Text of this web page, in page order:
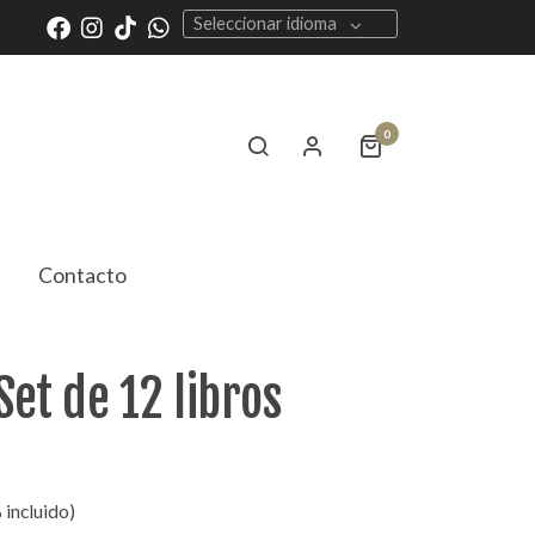
Seleccionar idioma
0
Contacto
de 12 libros
incluido)